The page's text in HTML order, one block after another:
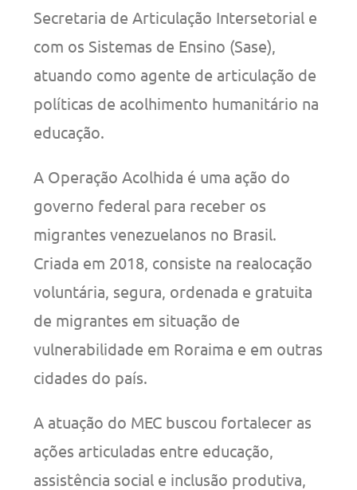
Secretaria de Articulação Intersetorial e
com os Sistemas de Ensino (Sase),
atuando como agente de articulação de
políticas de acolhimento humanitário na
educação.
A Operação Acolhida é uma ação do
governo federal para receber os
migrantes venezuelanos no Brasil.
Criada em 2018, consiste na realocação
voluntária, segura, ordenada e gratuita
de migrantes em situação de
vulnerabilidade em Roraima e em outras
cidades do país.
A atuação do MEC buscou fortalecer as
ações articuladas entre educação,
assistência social e inclusão produtiva,